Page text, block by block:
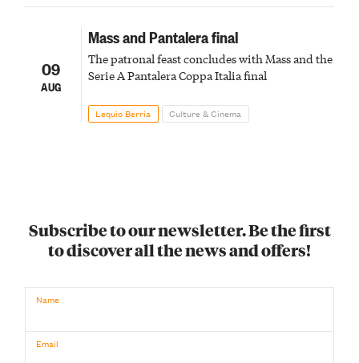
09
AUG
Mass and Pantalera final
The patronal feast concludes with Mass and the
Serie A Pantalera Coppa Italia final
Lequio Berria Culture & Cinema
Subscribe to our newsletter. Be the first
to discover all the news and offers!
Name
Email